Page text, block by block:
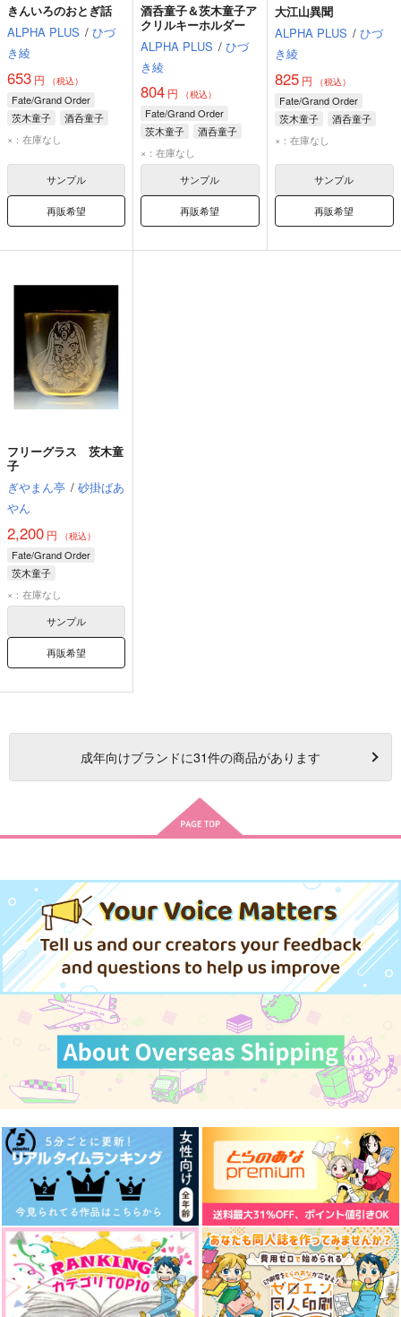
きんいろのおとぎ話
ALPHA PLUS / ひづ
き綾
653 円 （税込）
Fate/Grand Order
茨木童子
酒呑童子
×：在庫なし
サンプル
再販希望
酒呑童子＆茨木童子ア
クリルキーホルダー
ALPHA PLUS / ひづ
き綾
804 円 （税込）
Fate/Grand Order
茨木童子
酒呑童子
×：在庫なし
サンプル
再販希望
大江山異聞
ALPHA PLUS / ひづ
き綾
825円 （税込）
Fate/Grand Order
茨木童子
酒呑童子
×：在庫なし
サンプル
再販希望
フリーグラス 茨木童
子
ぎやまん亭 / 砂掛ばあ
やん
2,200 円 （税込）
Fate/Grand Order
茨木童子
×：在庫なし
サンプル
再販希望
成年向けブランドに31件の商品があります